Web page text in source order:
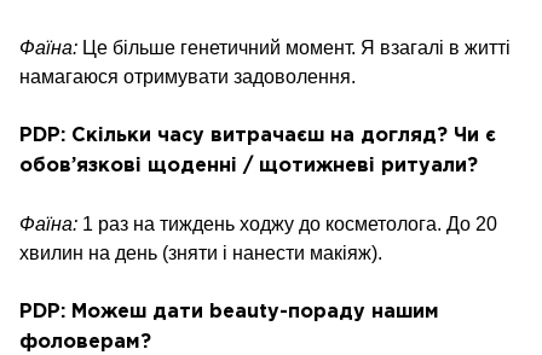
Фаїна: Це більше генетичний момент. Я взагалі в житті
намагаюся отримувати задоволення.
PDP: Скільки часу витрачаєш на догляд? Чи є
обов’язкові щоденні / щотижневі ритуали?
Фаїна: 1 раз на тиждень ходжу до косметолога. До 20
хвилин на день (зняти і нанести макіяж).
PDP: Можеш дати beauty-пораду нашим
фоловерам?